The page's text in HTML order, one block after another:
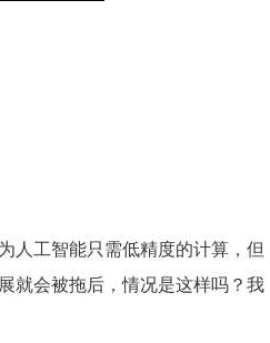
人工智能只需低精度的计算，但
就会被拖后，情况是这样吗？我